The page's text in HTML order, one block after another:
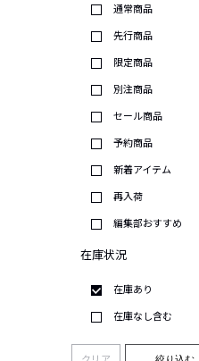
通常商品
先行商品
限定商品
別注商品
セール商品
予約商品
新着アイテム
再入荷
編集部おすすめ
在庫状況
在庫あり
在庫なし含む